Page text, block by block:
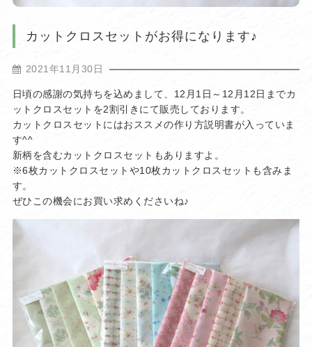
カットクロスセットがお得になります♪
2021年11月30日
日頃の感謝の気持ちを込めまして、12月1日～12月12日までカ
ットクロスセットを2割引きにて販売しております。
カットクロスセットにはおススメの作り方説明書が入っていま
す^^
新柄を含むカットクロスセットもありますよ。
※6枚カットクロスセットや10枚カットクロスセットも含みま
す。
ぜひこの機会にお買い求めくださいね♪